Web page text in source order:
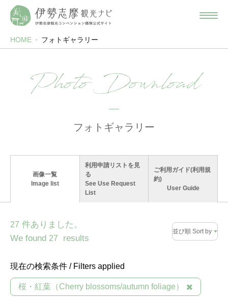
HOME フォトギャラリー
Photo Download
フォトギャラリー
画像一覧
Image list
利用申請リストを見
る
See Use Request
List
ご利用ガイド(利用規
約)
User Guide
27 件ありました。
We found 27 results
並び順 Sort by
現在の検索条件 / Filters applied
桜・紅葉（Cherry blossoms/autumn foliage）